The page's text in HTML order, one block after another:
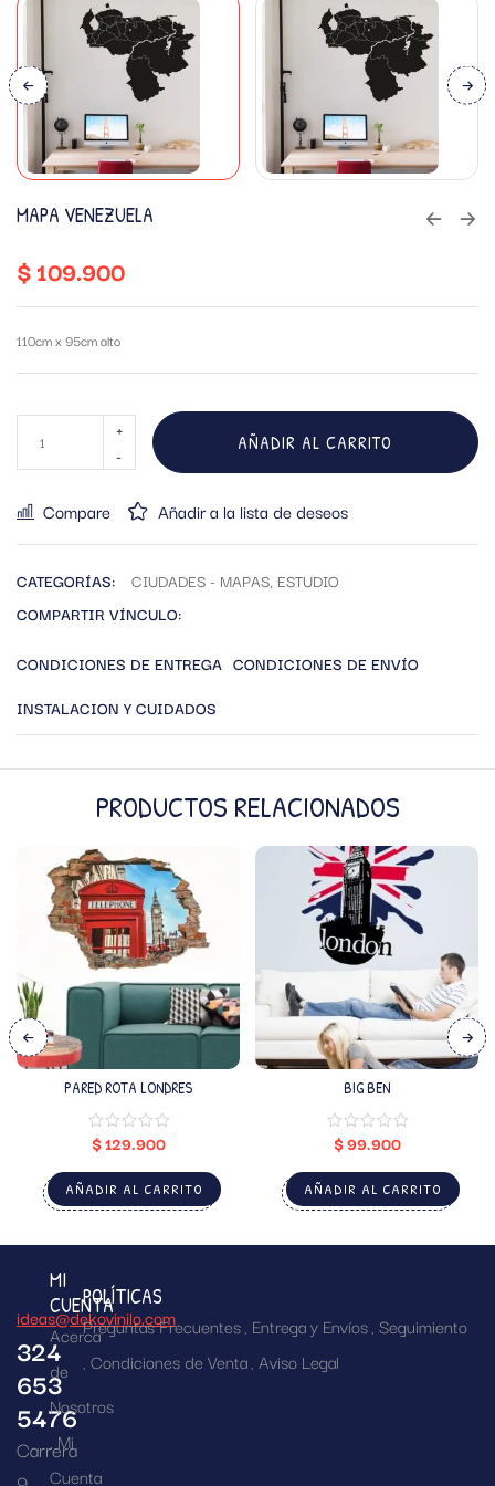
MAPA VENEZUELA
$109.900
110cm x 95cm alto
AÑADIR AL CARRITO
Compare Añadir a la lista de deseos
CATEGORÍAS: CIUDADES - MAPAS, ESTUDIO
COMPARTIR VÍNCULO:
CONDICIONES DE ENTREGA CONDICIONES DE ENVÍO
INSTALACION Y CUIDADOS
PRODUCTOS RELACIONADOS
PARED ROTA LONDRES
$129.900
AÑADIR AL CARRITO
BIG BEN
$99.900
AÑADIR AL CARRITO
ideas@dekovinilo.com
324
653
5476
Carrera
MI
CUENTA
Acerca
de
Nosotros
Mi
Cuenta
POLÍTICAS
Preguntas Frecuentes Entrega y Envíos Seguimiento
Condiciones de Venta Aviso Legal